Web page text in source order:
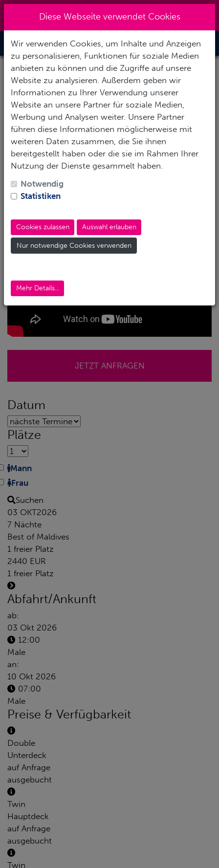
info@tauchzentrale.de
Toggle
JETZT ANFRAGEN
Datum
Plätze
Mann
Frau
Suchen
03 OKT2026
7 Nächte
Best of Maldives
1 freier Platz
2440 EUR
1 freier Platz
Abfahrt/Ankunft
ab:
03 Okt 2026
12:00
Male
an:
10 Okt 2026
07:00
Male
Preise & Verfügbarkeit
Double
Unterdeck
auf Anfrage
ausgebucht
Twin
Hauptdeck
auf Anfrage
ausgebucht
Twin
Diese Webseite verwendet Cookies
Wir verwenden Cookies, um Inhalte und Anzeigen
zu personalisieren, Funktionen für soziale Medien
anbieten zu können und die Zugriffe auf unsere
Website zu analysieren. Außerdem geben wir
Informationen zu Ihrer Verwendung unserer
Website an unsere Partner für soziale Medien,
Werbung und Analysen weiter. Unsere Partner
führen diese Informationen möglicherweise mit
weiteren Daten zusammen, die Sie ihnen
bereitgestellt haben oder die sie im Rahmen Ihrer
Nutzung der Dienste gesammelt haben.
Notwendig
Statistiken
Cookies zulassen Auswahl erlauben
Nur notwendige Cookies verwenden
Mehr Details...